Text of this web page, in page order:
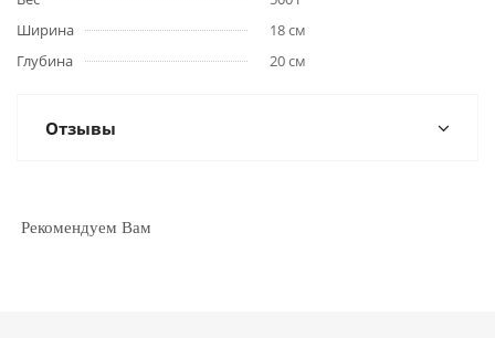
Ширина
18 см
Глубина
20 см
Отзывы
Рекомендуем Вам